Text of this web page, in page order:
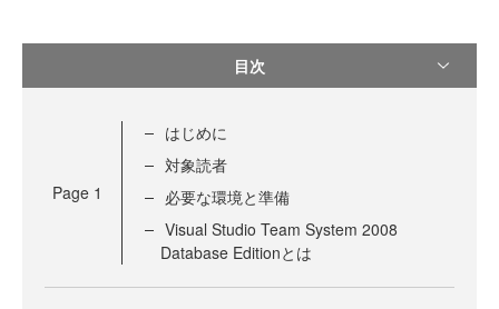
目次
Page 1
はじめに
対象読者
必要な環境と準備
Visual Studio Team System 2008
Database Editionとは